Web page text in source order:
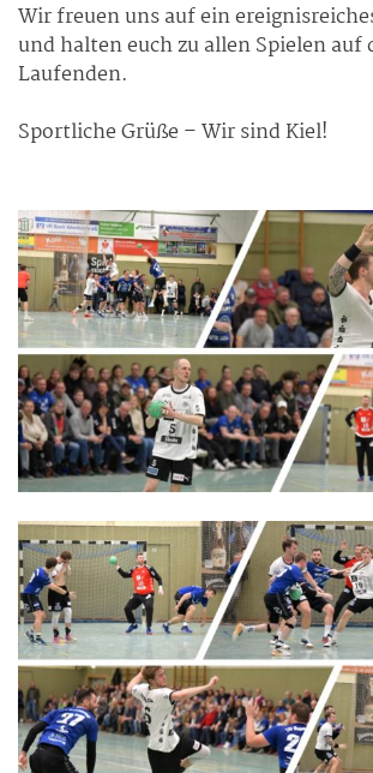
Wir freuen uns auf ein
und halten euch zu allen Spielen auf
Laufenden.
Sportliche Grüße – Wir sind Kiel!